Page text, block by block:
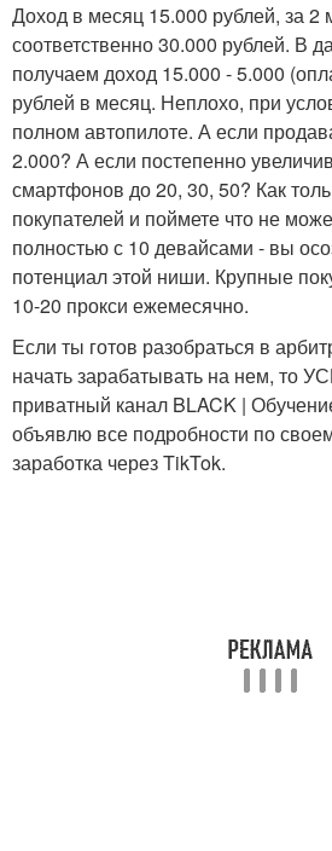
Доход в месяц 15.000 рублей, за 2
соответственно 30.000 рублей. В
получаем доход 15.000 - 5.000
рублей в месяц. Неплохо, при
полном автопилоте. А если
2.000? А если постепенно
смартфонов до 20, 30, 50? Как
покупателей и поймете что не
полностью с 10 девайсами - вы
потенциал этой ниши. Крупные
10-20 прокси ежемесячно.
Если ты готов разобраться в
начать зарабатывать на нем, то
приватный канал BLACK |
объявлю все подробности по
заработка через TikTok.